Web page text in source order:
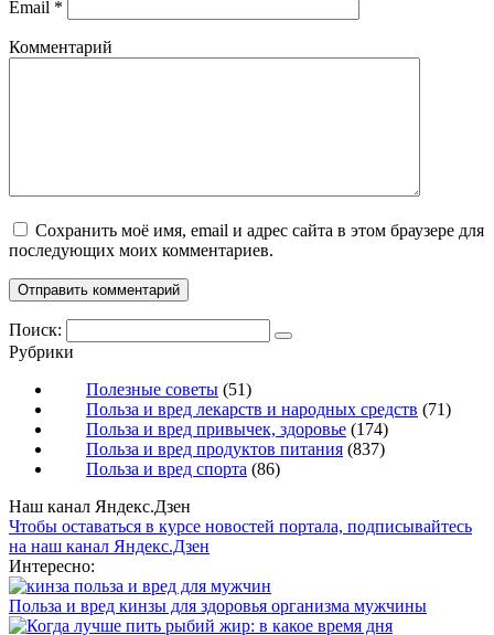
Email *
Комментарий
Сохранить моё имя, email и адрес сайта в этом браузере для
последующих моих комментариев.
Поиск:
Рубрики
Полезные советы (51)
Польза и вред лекарств и народных средств (71)
Польза и вред привычек, здоровье (174)
Польза и вред продуктов питания (837)
Польза и вред спорта (86)
Наш канал Яндекс.Дзен
Чтобы оставаться в курсе новостей портала, подписывайтесь
на наш канал Яндекс.Дзен
Интересно:
Польза и вред кинзы для здоровья организма мужчины